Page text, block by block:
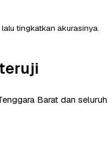
tingkatkan akurasinya.
Barat dan seluruh